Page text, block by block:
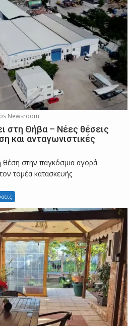
Newsroom
στη Θήβα – Νέες θέσεις
και ανταγωνιστικές
θέση στην παγκόσμια αγορά
τομέα κατασκευής